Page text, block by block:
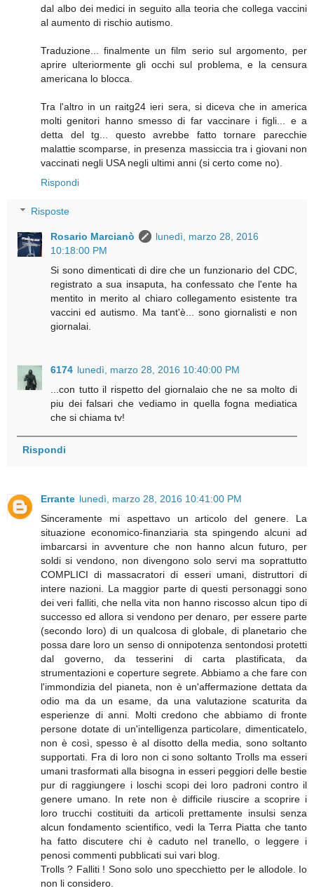
dal albo dei medici in seguito alla teoria che collega vaccini
al aumento di rischio autismo.
Traduzione... finalmente un film serio sul argomento, per
aprire ulteriormente gli occhi sul problema, e la censura
americana lo blocca.
Tra l'altro in un raitg24 ieri sera, si diceva che in america
molti genitori hanno smesso di far vaccinare i figli... e a
detta del tg... questo avrebbe fatto tornare parecchie
malattie scomparse, in presenza massiccia tra i giovani non
vaccinati negli USA negli ultimi anni (si certo come no).
Rispondi
Risposte
Rosario Marcianò
lunedì, marzo 28, 2016
10:18:00 PM
Si sono dimenticati di dire che un funzionario del CDC,
registrato a sua insaputa, ha confessato che l'ente ha
mentito in merito al chiaro collegamento esistente tra
vaccini ed autismo. Ma tant'è... sono giornalisti e non
giornalai.
6174 lunedì, marzo 28, 2016 10:40:00 PM
...con tutto il rispetto del giornalaio che ne sa molto di
piu dei falsari che vediamo in quella fogna mediatica
che si chiama tv!
Rispondi
Errante lunedì, marzo 28, 2016 10:41:00 PM
Sinceramente mi aspettavo un articolo del genere. La
situazione economico-finanziaria sta spingendo alcuni ad
imbarcarsi in avventure che non hanno alcun futuro, per
soldi si vendono, non divengono solo servi ma soprattutto
COMPLICI di massacratori di esseri umani, distruttori di
intere nazioni. La maggior parte di questi personaggi sono
dei veri falliti, che nella vita non hanno riscosso alcun tipo di
successo ed allora si vendono per denaro, per essere parte
(secondo loro) di un qualcosa di globale, di planetario che
possa dare loro un senso di onnipotenza sentondosi protetti
dal governo, da tesserini di carta plastificata, da
strumentazioni e coperture segrete. Abbiamo a che fare con
l'immondizia del pianeta, non è un'affermazione dettata da
odio ma da un esame, da una valutazione scaturita da
esperienze di anni. Molti credono che abbiamo di fronte
persone dotate di un'intelligenza particolare, dimenticatelo,
non è così, spesso è al disotto della media, sono soltanto
supportati. Fra di loro non ci sono soltanto Trolls ma esseri
umani trasformati alla bisogna in esseri peggiori delle bestie
pur di raggiungere i loschi scopi dei loro padroni contro il
genere umano. In rete non è difficile riuscire a scoprire i
loro trucchi costituiti da articoli prettamente insulsi senza
alcun fondamento scientifico, vedi la Terra Piatta che tanto
ha fatto discutere chi è caduto nel tranello, o leggere i
penosi commenti pubblicati sui vari blog.
Trolls ? Falliti ! Sono solo uno specchietto per le allodole. Io
non li considero.